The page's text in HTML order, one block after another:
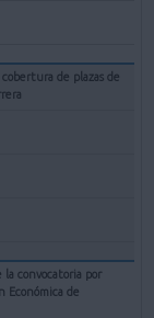
de plazas de
la convocatoria por
Económica de